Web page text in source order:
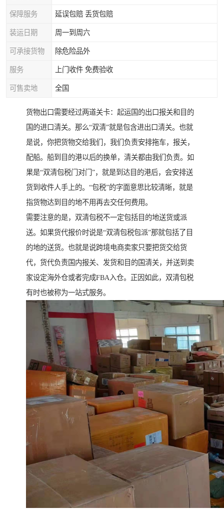
保障服务 延误包赔 丢货包赔
装运日期 周一到周六
可承接货物 除危险品外
服务 上门收件 免费验收
可售卖地 全国
货物出口需要经过两道关卡：起运国的出口报关和目的
国的进口清关。那么“双清”就是包含进出口清关。也就
是说，你把货物交给我们，我们负责安排拖车，报关，
配船。船到目的港以后的换单，清关都由我们负责。如
果是“双清包税门对门”，就是到达目的港后，会安排送
货到收件人手上的。“包税”的字面意思比较清晰，就是
指货物达到目的地不用再去交任何费用。
需要注意的是，双清包税不一定包括目的地送货或派
送。如果货代报价时说是“双清包税包派”那就包括了目
的地的送货。也就是说跨境电商卖家只要把货交给货
代，货代负责国内报关、发货和目的国清关，并送到卖
家设定海外仓或者完成FBA入仓。正因如此，双清包税
有时也被称为一站式服务。